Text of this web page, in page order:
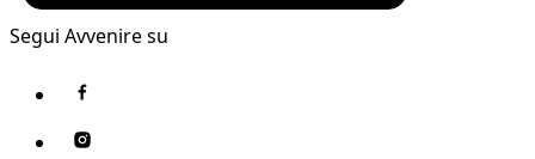
Segui Avvenire su